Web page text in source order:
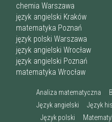
chemia Warszawa
język angielski Kraków
matematyka Poznań
język polski Warszawa
język angielski Wrocław
język angielski Poznań
matematyka Wrocław
Analiza matematyczna
Język angielski
Język
Język polski